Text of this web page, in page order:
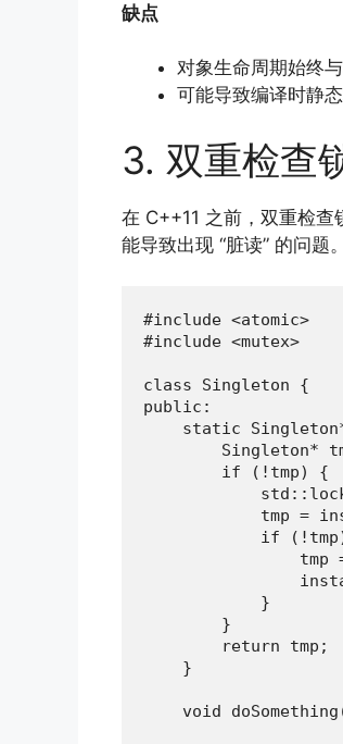
缺点
对象生命周期始终
可能导致编译时静
3. 双重检查
在 C++11 之前，双重检查
能导致出现 “脏读” 的问题
#include <atomic>
#include <mutex>
class Singleton {
public:
static
Singleton*
        if (!tmp) {
tmp =
if
tmp
            }
        }
        return tmp;
    }
void